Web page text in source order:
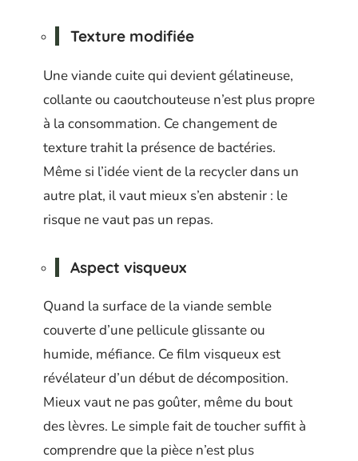
Texture modifiée
Une viande cuite qui devient gélatineuse,
collante ou caoutchouteuse n’est plus propre
à la consommation. Ce changement de
texture trahit la présence de bactéries.
Même si l’idée vient de la recycler dans un
autre plat, il vaut mieux s’en abstenir : le
risque ne vaut pas un repas.
Aspect visqueux
Quand la surface de la viande semble
couverte d’une pellicule glissante ou
humide, méfiance. Ce film visqueux est
révélateur d’un début de décomposition.
Mieux vaut ne pas goûter, même du bout
des lèvres. Le simple fait de toucher suffit à
comprendre que la pièce n’est plus